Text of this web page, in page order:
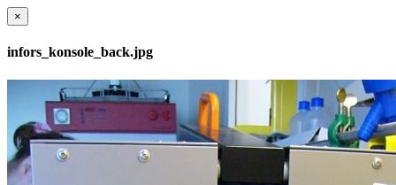
×
infors_konsole_back.jpg